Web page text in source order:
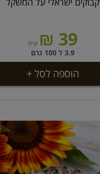
39 ₪ קילו
3.9 ל 100 גרם
הוספה לסל +